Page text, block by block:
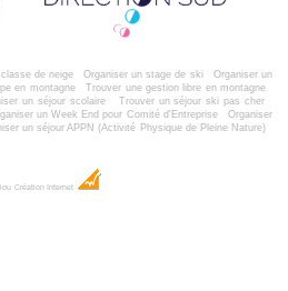
de neige Organiser un stage de ski
Organiser un
en montagne
Trouver une gestion libre en montagne
un séjour scolaire
Trouver un séjour ski pas cher
un Week End pour Comité d'Entreprise
Organiser
un séjour APPN (Activité Physique de Pleine Nature)
Création Internet